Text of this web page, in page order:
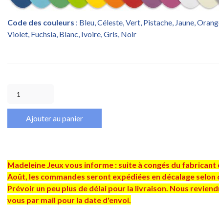
Code des couleurs : Bleu, Céleste, Vert, Pistache, Jaune,
Violet, Fuchsia, Blanc, Ivoire, Gris, Noir
Ajouter au panier
Madeleine Jeux vous informe : suite à congés du fabricant
Août, les commandes seront expédiées en décalage selon
Prévoir un peu plus de délai pour la livraison. Nous
vous par mail pour la date d'envoi.